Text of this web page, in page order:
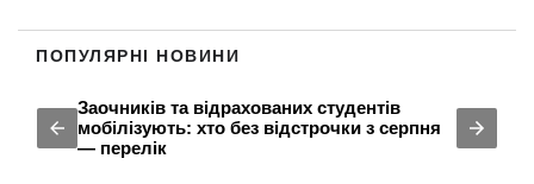
ПОПУЛЯРНІ НОВИНИ
Заочників та відрахованих студентів
мобілізують: хто без відстрочки з серпня
— перелік